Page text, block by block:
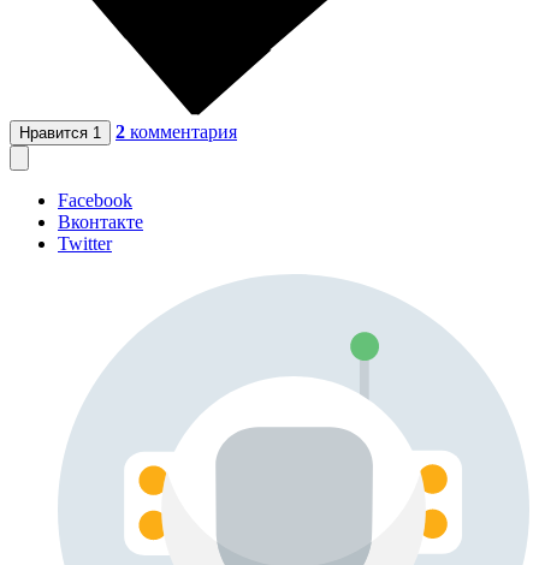
Нравится 1 2 комментария
Facebook
Вконтакте
Twitter